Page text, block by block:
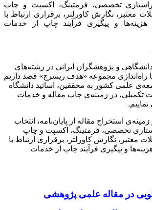
تخصصی، فرمتینگ، اکسپت و چاپ
معتبر، نگارش کاورلتر، برقراری ارتباط با
هزینه‌ها و پیگیری فرآیند چاپ از خدمات
و پژوهشگران ایرانی در رشته‌های
راه‌اندازی مجموعه «هدف ریسرچ» قصد داریم
علمی کشور به محققین، اساتید دانشگاه
تکمیلی، در زمینه‌ی چاپ مقاله و خدمات
استخراج مقاله از پایان‌نامه، انتخاب
تخصصی، فرمتینگ، اکسپت و چاپ
معتبر، نگارش کاورلتر، برقراری ارتباط با
و پیگیری فرآیند چاپ از خدمات
در مقاله علمی پژوهشی